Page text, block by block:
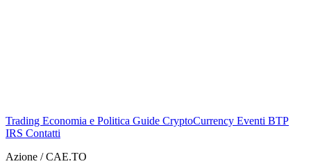
Trading Economia e Politica Guide CryptoCurrency Eventi BTP
IRS Contatti
Azione / CAE.TO